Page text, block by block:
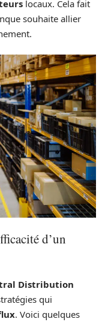
locaux. Cela fait
souhaite allier
d’un
Distribution
qui
. Voici quelques